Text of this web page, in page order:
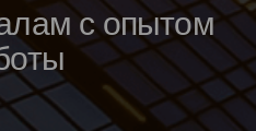
с опытом